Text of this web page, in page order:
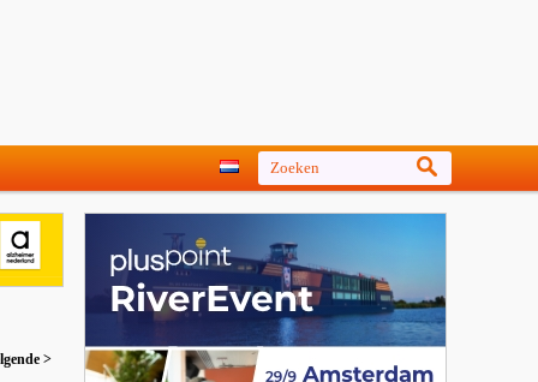
>